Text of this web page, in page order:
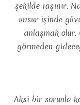
şekilde taşınır.
unsur işinde
anlaşmak olur.
görmeden
Aksi bir sorunla